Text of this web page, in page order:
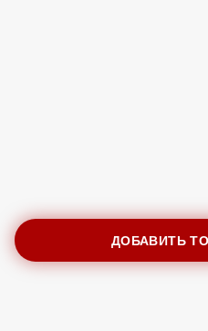
ДОБАВИТЬ